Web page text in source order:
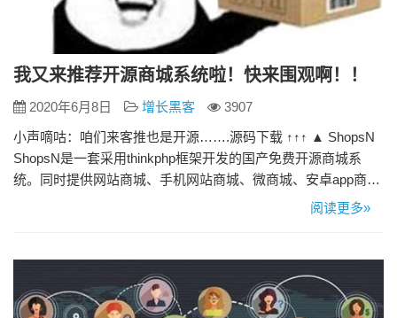
我又来推荐开源商城系统啦！快来围观啊！！
2020年6月8日 增长黑客
3907
小声嘀咕：咱们来客推也是开源…….源码下载 ↑↑↑ ▲ ShopsN
ShopsN是一套采用thinkphp框架开发的国产免费开源商城系
统。同时提供网站商城、手机网站商城、微商城、安卓app商
城、苹果app商城。功能强大，并且全部开源。是一套不可多得
阅读更多»